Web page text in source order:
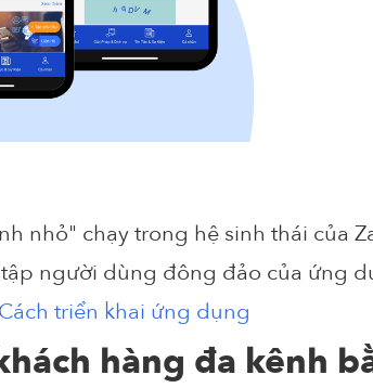
nhỏ" chạy trong hệ sinh thái của
người dùng đông đảo của ứng
triển khai ứng dụng
hàng đa kênh